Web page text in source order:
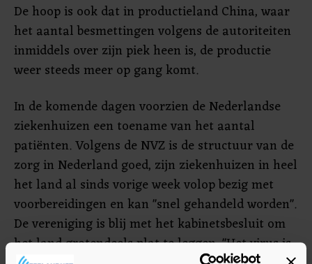
De hoop is ook dat in productieland China, waar
het aantal besmettingen volgens de autoriteiten
inmiddels over zijn piek heen is, de productie
weer steeds meer op gang komt.
In de komende dagen voorzien de Nederlandse
ziekenhuizen een toename van het aantal
patiënten. Volgens de NVZ is de structuur van de
zorg in Nederland goed, zijn ziekenhuizen in heel
het land al sinds vorige week volop bezig met
voorbereidingen en kan "snel gehandeld worden".
De vereniging is blij met het kabinetsbesluit om
het land grotendeels plat te leggen. "Het virus is